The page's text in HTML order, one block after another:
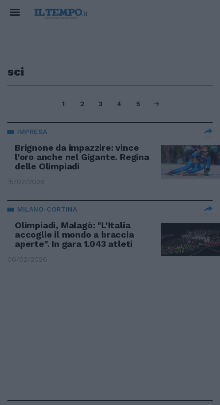
sci
1 2 3 4 5
IMPRESA
Brignone da impazzire: vince
l'oro anche nel Gigante. Regina
delle Olimpiadi
15/02/2026
MILANO-CORTINA
Olimpiadi, Malagò: "L'Italia
accoglie il mondo a braccia
aperte". In gara 1.043 atleti
06/02/2026